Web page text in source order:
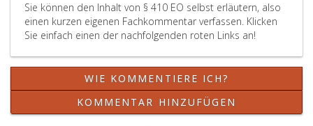
Sie können den Inhalt von § 410 EO selbst erläutern, also
einen kurzen eigenen Fachkommentar verfassen. Klicken
Sie einfach einen der nachfolgenden roten Links an!
WIE KOMMENTIERE ICH?
KOMMENTAR HINZUFÜGEN